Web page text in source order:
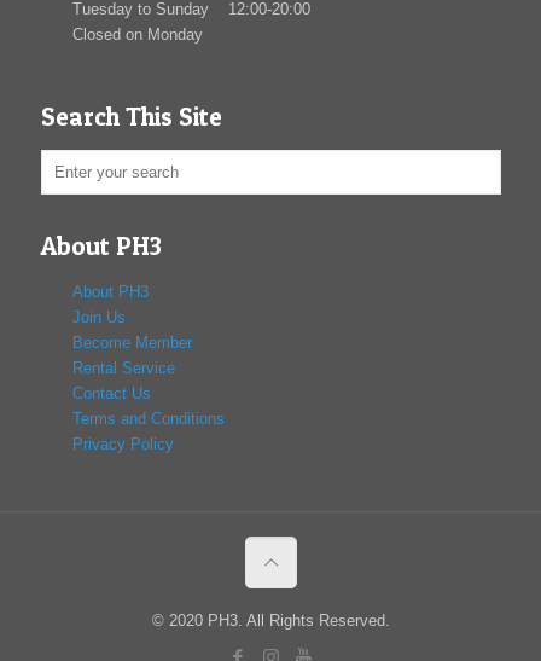
Tuesday to Sunday 12:00-20:00
Closed on Monday
Search This Site
About PH3
About PH3
Join Us
Become Member
Rental Service
Contact Us
Terms and Conditions
Privacy Policy
© 2020 PH3. All Rights Reserved.